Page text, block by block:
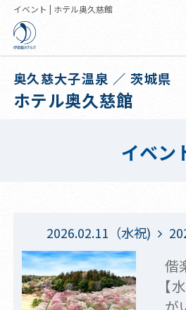
イベント | ホテル奥久慈館
奥久慈大子温泉 ／ 茨城県
ホテル奥久慈館
イベン
2026.02.11（水祝)
偕
【